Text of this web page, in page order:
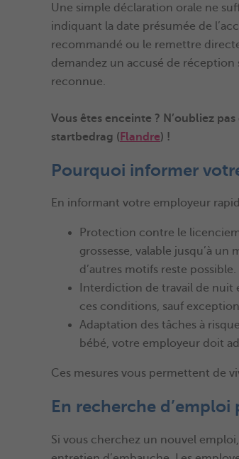
Une simple déclaration orale ne
indiquant la date présumée de
recommandé ou le remettre
demandez un accusé de
reconnue.
Vous êtes enceinte ? N’oubliez
startbedrag ( Flandre) !
Pourquoi informer
En informant votre employeur
Protection contre le
grossesse, valable jusqu’à
d’autres motifs reste possible.
Interdiction de travail de nuit
ces conditions, sauf
Adaptation des tâches à
bébé, votre employeur doit
Ces mesures vous permettent de
En recherche d’emploi
Si vous cherchez un nouvel